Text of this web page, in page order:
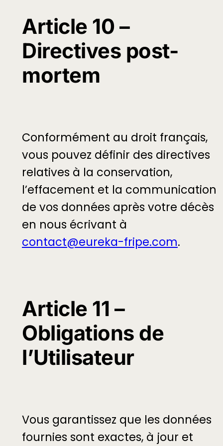
Article 10 –
Directives post-
mortem
Conformément au droit français,
vous pouvez définir des directives
relatives à la conservation,
l’effacement et la communication
de vos données après votre décès
en nous écrivant à
contact@eureka-fripe.com.
Article 11 –
Obligations de
l’Utilisateur
Vous garantissez que les données
fournies sont exactes, à jour et